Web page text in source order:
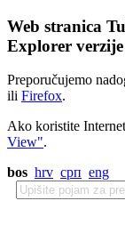
Web stranica
Explorer
Preporučujemo
ili Firefox.
Ako koristite
View".
bos hrv срп eng